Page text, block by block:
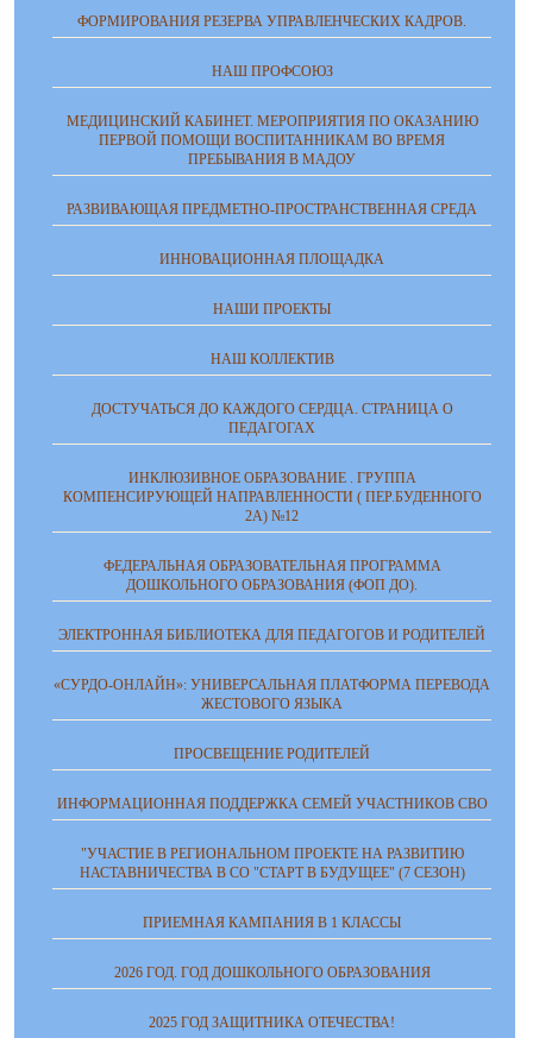
ФОРМИРОВАНИЯ РЕЗЕРВА УПРАВЛЕНЧЕСКИХ КАДРОВ.
НАШ ПРОФСОЮЗ
МЕДИЦИНСКИЙ КАБИНЕТ. МЕРОПРИЯТИЯ ПО ОКАЗАНИЮ
ПЕРВОЙ ПОМОЩИ ВОСПИТАННИКАМ ВО ВРЕМЯ
ПРЕБЫВАНИЯ В МАДОУ
РАЗВИВАЮЩАЯ ПРЕДМЕТНО-ПРОСТРАНСТВЕННАЯ СРЕДА
ИННОВАЦИОННАЯ ПЛОЩАДКА
НАШИ ПРОЕКТЫ
НАШ КОЛЛЕКТИВ
ДОСТУЧАТЬСЯ ДО КАЖДОГО СЕРДЦА. СТРАНИЦА О
ПЕДАГОГАХ
ИНКЛЮЗИВНОЕ ОБРАЗОВАНИЕ . ГРУППА
КОМПЕНСИРУЮЩЕЙ НАПРАВЛЕННОСТИ ( ПЕР.БУДЕННОГО
2А) №12
ФЕДЕРАЛЬНАЯ ОБРАЗОВАТЕЛЬНАЯ ПРОГРАММА
ДОШКОЛЬНОГО ОБРАЗОВАНИЯ (ФОП ДО).
ЭЛЕКТРОННАЯ БИБЛИОТЕКА ДЛЯ ПЕДАГОГОВ И РОДИТЕЛЕЙ
«СУРДО-ОНЛАЙН»: УНИВЕРСАЛЬНАЯ ПЛАТФОРМА ПЕРЕВОДА
ЖЕСТОВОГО ЯЗЫКА
ПРОСВЕЩЕНИЕ РОДИТЕЛЕЙ
ИНФОРМАЦИОННАЯ ПОДДЕРЖКА СЕМЕЙ УЧАСТНИКОВ СВО
"УЧАСТИЕ В РЕГИОНАЛЬНОМ ПРОЕКТЕ НА РАЗВИТИЮ
НАСТАВНИЧЕСТВА В СО "СТАРТ В БУДУЩЕЕ" (7 СЕЗОН)
ПРИЕМНАЯ КАМПАНИЯ В 1 КЛАССЫ
2026 ГОД. ГОД ДОШКОЛЬНОГО ОБРАЗОВАНИЯ
2025 ГОД ЗАЩИТНИКА ОТЕЧЕСТВА!